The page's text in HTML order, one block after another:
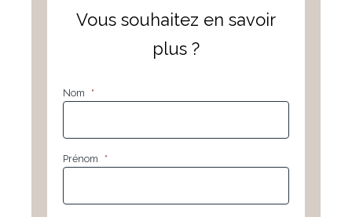
Vous souhaitez en savoir
plus ?
Nom *
Prénom *